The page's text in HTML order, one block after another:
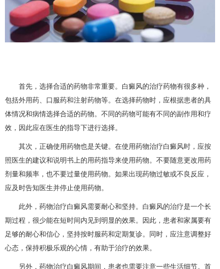
首先，选择合适的药物非常重要。白癜风的治疗药物有很多种，
包括外用药、口服药和注射药物等。在选择药物时，应根据患者的具
体情况和病情选择合适的药物。不同的药物可能有不同的副作用和疗
效，因此应在医生的指导下进行选择。
其次，正确使用药物也是关键。在使用药物治疗白癜风时，应按
照医生的建议和说明书上的用药指导来使用药物。不要随意更改用药
剂量和频率，也不要过量使用药物。如果出现药物过敏或不良反应，
应及时告知医生并停止使用药物。
此外，药物治疗白癜风需要耐心和坚持。白癜风的治疗是一个长
期过程，很少能在短时间内见到明显的效果。因此，患者和家属要有
足够的耐心和信心，坚持按时服药和定期复诊。同时，应注意调整好
心态，保持积极乐观的心情，有助于治疗的效果。
另外，药物治疗白癜风期间，患者也需要注意一些生活细节。首